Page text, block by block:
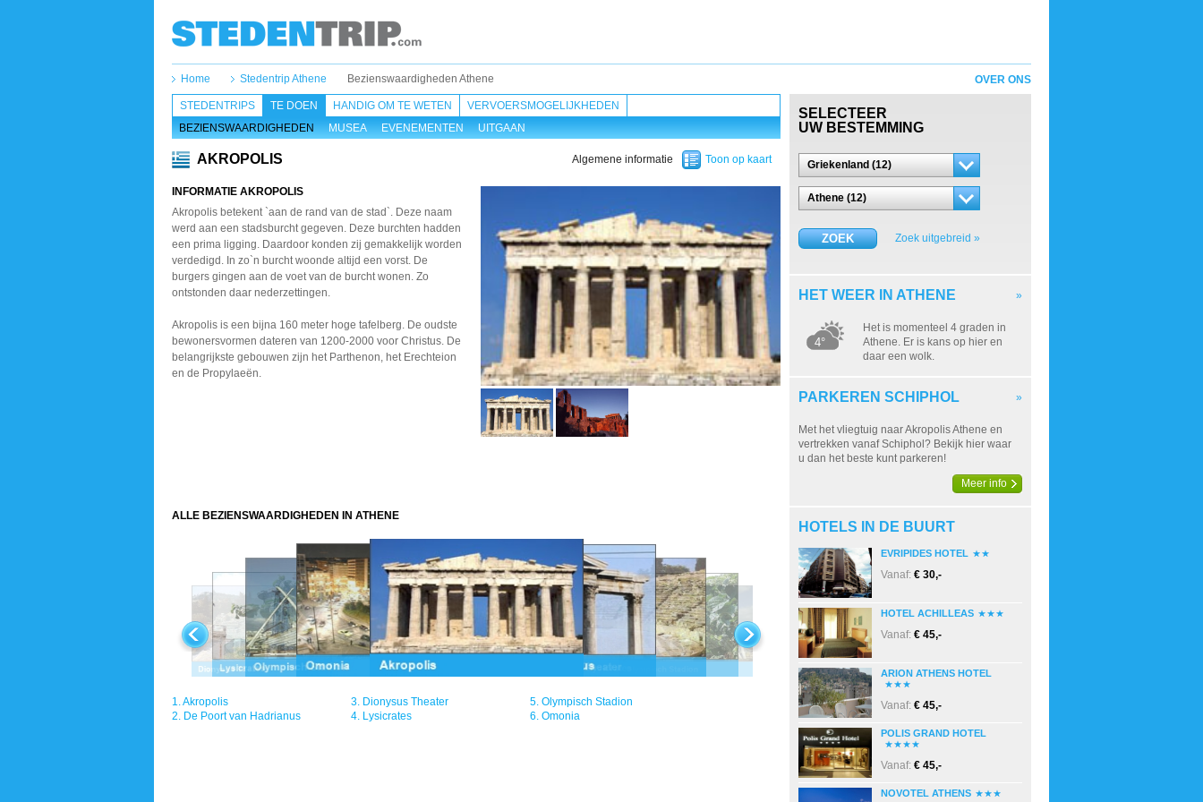
Home Stedentrip Athene Bezienswaardigheden Athene
STEDENTRIPS
TE DOEN
BEZIENSWAARDIGHEDEN
MUSEA EVENEMENTEN UITGAAN
HANDIG OM TE WETEN VERVOERSMOGELIJKHEDEN
AKROPOLIS
INFORMATIE AKROPOLIS
Akropolis betekent `aan de rand van de stad`. Deze naam
werd aan een stadsburcht gegeven. Deze burchten hadden
een prima ligging. Daardoor konden zij gemakkelijk worden
verdedigd. In zo`n burcht woonde altijd een vorst. De
burgers gingen aan de voet van de burcht wonen. Zo
ontstonden daar nederzettingen.
Akropolis is een bijna 160 meter hoge tafelberg. De oudste
bewonersvormen dateren van 1200-2000 voor Christus. De
belangrijkste gebouwen zijn het Parthenon, het Erechteion
en de Propylaeën.
ALLE BEZIENSWAARDIGHEDEN IN ATHENE
1.Akropolis
2. De Poort van Hadrianus
3. Dionysus Theater
4. Lysicrates
5. Olympisch Stadion
6. Omonia
Toon op kaart
Algemene informatie
OVER ONS
SELECTEER
UW BESTEMMING
Griekenland (12)
Athene (12)
ZOEK Zoek uitgebreid »
HET WEER IN ATHENE »
4°
Het is momenteel 4 graden in
Athene. Er is kans op hier en
daar een wolk.
PARKEREN SCHIPHOL »
Met het vliegtuig naar Akropolis Athene en
vertrekken vanaf Schiphol? Bekijk hier waar
u dan het beste kunt parkeren!
Meer info
HOTELS IN DE BUURT
EVRIPIDES HOTEL
Vanaf: € 30,-
HOTEL ACHILLEAS
Vanaf: € 45,-
ARION ATHENS HOTEL
Vanaf: € 45,-
POLIS GRAND HOTEL
Vanaf: € 45,-
NOVOTEL ATHENS